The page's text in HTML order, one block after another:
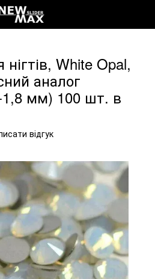
White Opal,
аналог
1,8 мм) 100 шт. в
відгук